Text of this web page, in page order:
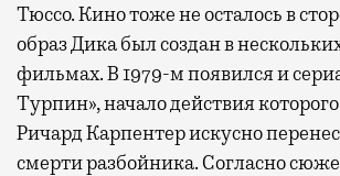
Тюссо. Кино тоже не осталось в
образ Дика был создан в
фильмах. В 1979-м появился и
Турпин», начало действия
Ричард Карпентер искусно
смерти разбойника. Согласно